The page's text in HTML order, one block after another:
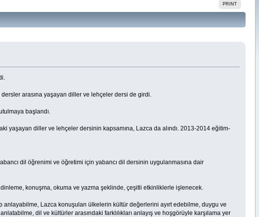
PRINT
dersler arasına yaşayan diller ve lehçeler dersi de girdi.
başlandı.
yaşayan diller ve lehçeler dersinin kapsamına, Lazca da alındı. 2013-2014 eğitim-
dil öğrenimi ve öğretimi için yabancı dil dersinin uygulanmasına dair
konuşma, okuma ve yazma şeklinde, çeşitli etkinliklerle işlenecek.
Lazca konuşulan ülkelerin kültür değerlerini ayırt edebilme, duygu ve
dil ve kültürler arasındaki farklılıkları anlayış ve hoşgörüyle karşılama yer